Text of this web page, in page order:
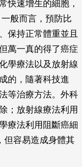
肺癌、女性乳癌、
、皮膚癌、胃癌以
人體健康受損。世
快速增生的細胞，
般而言，預防比
保持正常體重並且
萬一真的得了癌症
學療法以及放射線
的，隨著科技進
等治療方法。外科
；放射線療法利用